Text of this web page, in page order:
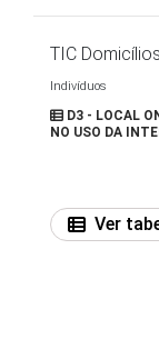
TIC
Indivíduos
D3 - LOCAL
NO USO DA
Ver